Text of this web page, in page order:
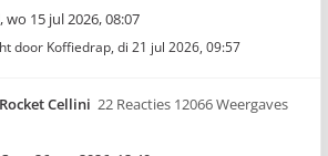
,wo 15 jul 2026, 08:07
door Koffiedrap, di 21 jul 2026, 09:57
Cellini 22 Reacties 12066 Weergaves